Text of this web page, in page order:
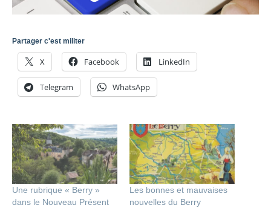
Partager c'est militer
X Facebook LinkedIn
Telegram WhatsApp
Une rubrique « Berry »
dans le Nouveau Présent
Les bonnes et mauvaises
nouvelles du Berry